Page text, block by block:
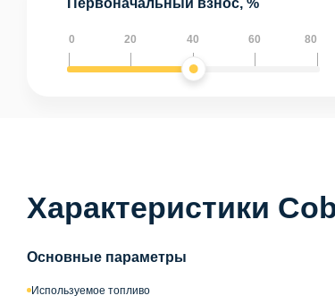
0 20 40 60 80
Характеристики
Основные параметры
Используемое топливо